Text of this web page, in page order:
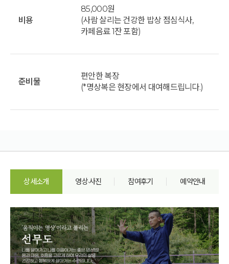
비용
85,000원
(사람 살리는 건강한 밥상 점심식사,
카페음료 1잔 포함)
준비물
편안한 복장
(*명상복은 현장에서 대여해드립니다.)
상세소개 영상·사진 참여후기 예약안내